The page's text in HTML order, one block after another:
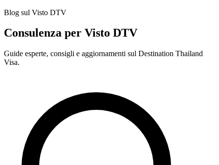
Blog sul Visto DTV
Consulenza per Visto DTV
Guide esperte, consigli e aggiornamenti sul Destination Thailand
Visa.